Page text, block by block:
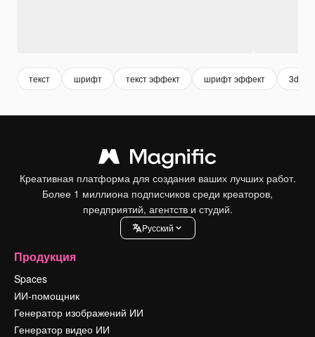
текст шрифт текст эффект шрифт эффект 3d
Креативная платформа для создания ваших лучших работ.
Более 1 миллиона подписчиков среди креаторов,
предприятий, агентств и студий.
Pусский
Продукция
Spaces
ИИ-помощник
Генератор изображений ИИ
Генератор видео ИИ